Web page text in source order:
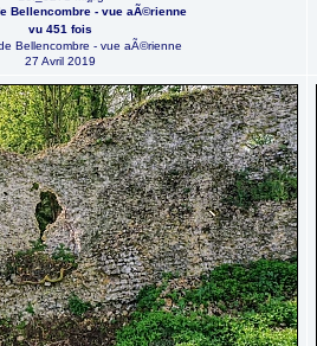
Bellencombre - vue aÃ©rienne
vu 451 fois
Bellencombre - vue aÃ©rienne
27 Avril 2019